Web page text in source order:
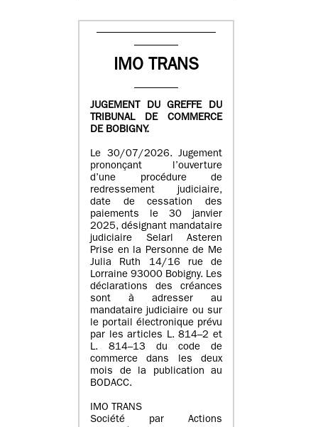
IMO TRANS
JUGEMENT DU GREFFE DU
TRIBUNAL DE COMMERCE
DE BOBIGNY.
Le 30/07/2026. Jugement
prononçant l’ouverture
d’une procédure de
redressement judiciaire,
date de cessation des
paiements le 30 janvier
2025, désignant mandataire
judiciaire Selarl Asteren
Prise en la Personne de Me
Julia Ruth 14/16 rue de
Lorraine 93000 Bobigny. Les
déclarations des créances
sont à adresser au
mandataire judiciaire ou sur
le portail électronique prévu
par les articles L. 814–2 et
L. 814–13 du code de
commerce dans les deux
mois de la publication au
BODACC.
IMO TRANS
Société par Actions